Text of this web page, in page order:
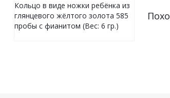
Кольцо в виде ножки ребёнка из
глянцевого жёлтого золота 585
пробы с фианитом (Вес: 6 гр.)